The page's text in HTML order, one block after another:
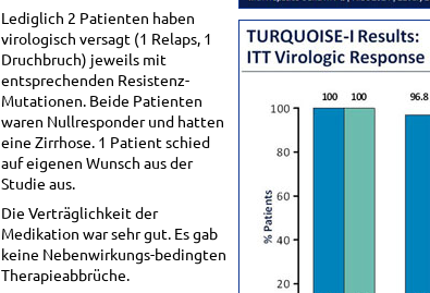
Lediglich 2 Patienten haben
virologisch versagt (1 Relaps, 1
Druchbruch) jeweils mit
entsprechenden Resistenz-
Mutationen. Beide Patienten
waren Nullresponder und hatten
eine Zirrhose. 1 Patient schied
auf eigenen Wunsch aus der
Studie aus.
Die Verträglichkeit der
Medikation war sehr gut. Es gab
keine Nebenwirkungs-bedingten
Therapieabbrüche.